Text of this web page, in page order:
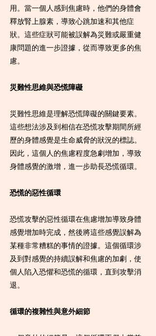
用。當一個人感到焦慮時，他們的身體會
釋放腎上腺素，導致心跳加速和其他症
狀。這些症狀可能被誤解為災難或嚴重健
康問題的進一步證據，從而導致更多的焦
慮。
災難性思維與恐慌障礙
災難性思維是理解恐慌障礙的關鍵要素。
這些想法涉及到相信在恐慌攻擊期間所經
歷的身體感覺是生命威脅的狀況的標誌。
因此，這個人的焦慮程度急劇增加，導致
身體感覺的激增，進一步助長恐慌循環。
恐慌的惡性循環
恐慌攻擊的惡性循環在焦慮增加導致身體
感覺增加時完成，然後將這些感覺誤解為
某種非常糟糕的事情的證據。這個循環涉
及到對感覺的持續誤解和焦慮的加劇，使
個人陷入恐懼和恐慌的循環，直到攻擊消
退。
循環的複雜性與意外細節